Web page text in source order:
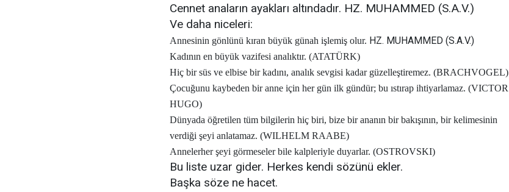
Cennet anaların ayakları altındadır. HZ. MUHAMMED (S.A.V.)
Ve daha niceleri:
Annesinin gönlünü kıran büyük günah işlemiş olur. HZ. MUHAMMED (S.A.V.)
Kadının en büyük vazifesi analıktır. (ATATÜRK)
Hiç bir süs ve elbise bir kadını, analık sevgisi kadar güzelleştiremez. (BRACHVOGEL)
Çocuğunu kaybeden bir anne için her gün ilk gündür; bu ıstırap ihtiyarlamaz. (VICTOR
HUGO)
Dünyada öğretilen tüm bilgilerin hiç biri, bize bir ananın bir bakışının, bir kelimesinin
verdiği şeyi anlatamaz. (WILHELM RAABE)
Annelerher şeyi görmeseler bile kalpleriyle duyarlar. (OSTROVSKI)
Bu liste uzar gider. Herkes kendi sözünü ekler.
Başka söze ne hacet.